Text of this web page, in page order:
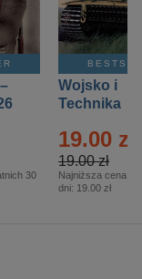
30
Wojsko i
Technika
– 2/2026
19.00 zł
19.00 zł
Najniższa cena z
dni: 19.00 zł